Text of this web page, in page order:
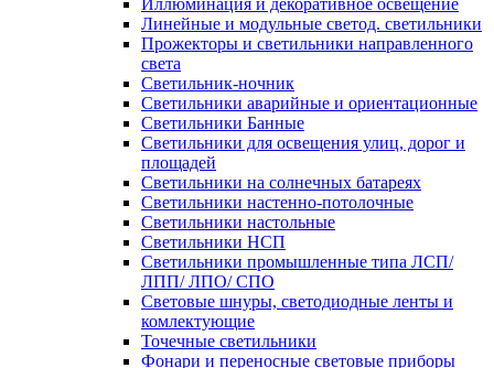
Иллюминация и декоративное освещение
Линейные и модульные светод. светильники
Прожекторы и светильники направленного
света
Светильник-ночник
Светильники аварийные и ориентационные
Светильники Банные
Светильники для освещения улиц, дорог и
площадей
Светильники на солнечных батареях
Светильники настенно-потолочные
Светильники настольные
Светильники НСП
Светильники промышленные типа ЛСП/
ЛПП/ ЛПО/ СПО
Световые шнуры, светодиодные ленты и
комлектующие
Точечные светильники
Фонари и переносные световые приборы